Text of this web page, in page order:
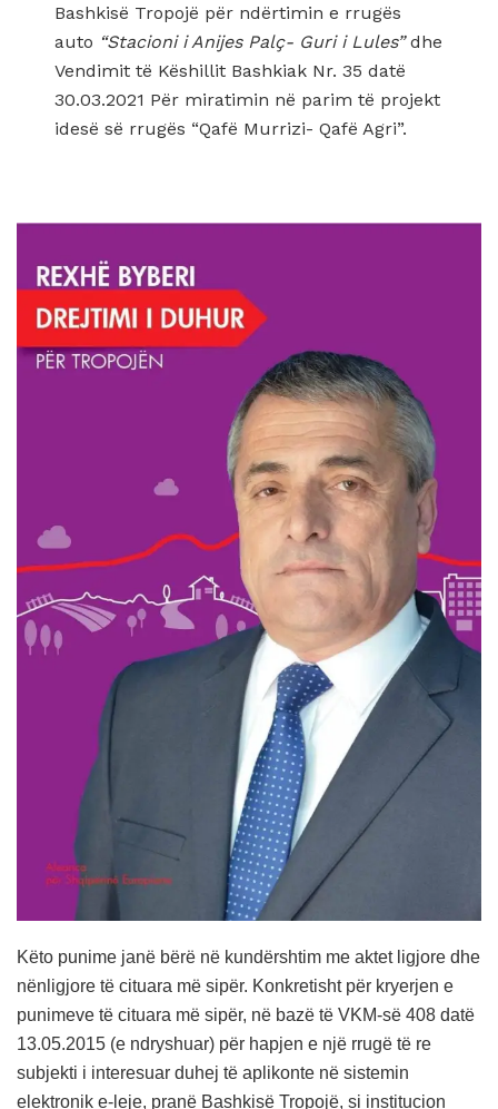
Bashkisë Tropojë për ndërtimin e rrugës
auto “Stacioni i Anijes Palç- Guri i Lules”dhe
Vendimit të Këshillit Bashkiak Nr. 35 datë
30.03.2021 Për miratimin në parim të projekt
idesë së rrugës “Qafë Murrizi- Qafë Agri”.
Këto punime janë bërë në kundërshtim me aktet ligjore dhe
nënligjore të cituara më sipër. Konkretisht për kryerjen e
punimeve të cituara më sipër, në bazë të VKM-së 408 datë
13.05.2015 (e ndryshuar) për hapjen e një rrugë të re
subjekti i interesuar duhej të aplikonte në sistemin
elektronik e-leje, pranë Bashkisë Tropojë, si institucion